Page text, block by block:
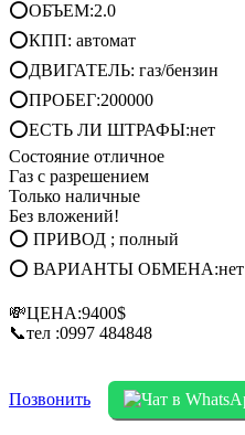
⭕ОБЪЕМ:2.0
⭕КПП: автомат
⭕ДВИГАТЕЛЬ: газ/бензин
⭕ПРОБЕГ:200000
⭕ЕСТЬ ЛИ ШТРАФЫ:нет
Состояние отличное
Газ с разрешением
Только наличные
Без вложений!
⭕ ПРИВОД ; полный
⭕ ВАРИАНТЫ ОБМЕНА:нет
💸ЦЕНА:9400$
📞тел :0997 484848
Позвонить